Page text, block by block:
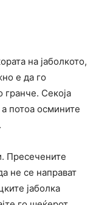
на јаболкото,
е да го
гранче. Секоја
потоа осмините
Пресечените
не се направат
јаболка